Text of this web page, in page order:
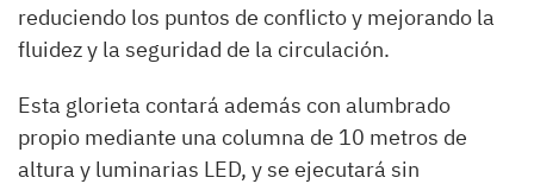
reduciendo los puntos de conflicto y mejorando la
fluidez y la seguridad de la circulación.
Esta glorieta contará además con alumbrado
propio mediante una columna de 10 metros de
altura y luminarias LED, y se ejecutará sin